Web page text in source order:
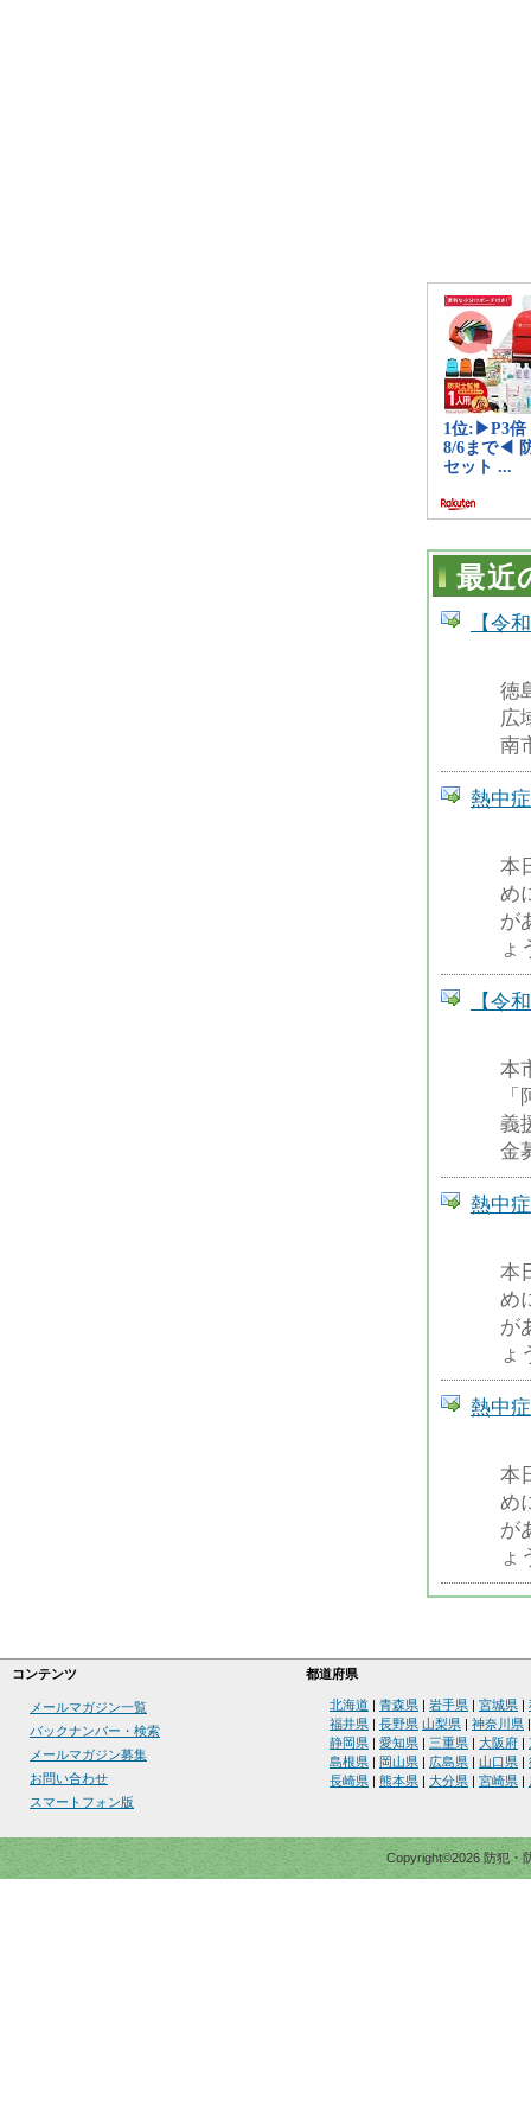
最近
【令
徳
広
南
熱中
本
め
が
ょ
【令
本
義
金
熱中
本
め
が
ょ
熱中
本
め
が
ょ
コンテンツ 都道府県
メールマガジン一覧
バックナンバー・検索
メールマガジン募集
お問い合わせ
スマートフォン版
北海道 青森県 岩手県 宮城県
福井県
長野県 山梨県 神奈川県
静岡県
愛知県 三重県 大阪府
島根県
岡山県 広島県 山口県
長崎県
熊本県 大分県 宮崎県
Copyright©2026 防犯・